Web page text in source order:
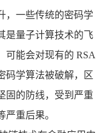
，一些传统的密码学
是量子计算技术的飞
可能会对现有的 RSA
码学算法被破解，区
固的防线，受到严重
重后果。